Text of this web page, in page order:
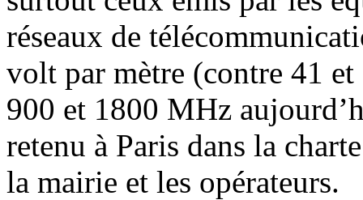
réseaux de
volt par mètre (contre 41
900 et 1800 MHz
retenu à Paris dans la
la mairie et les opérateurs.